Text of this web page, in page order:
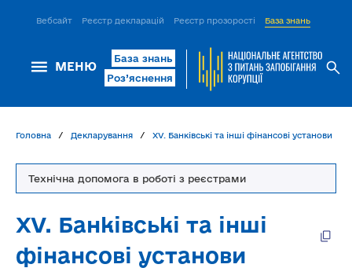
Вебсайт Реєстр декларацій Реєстр прозорості База знань
МЕНЮ
База знань
Роз’яснення
Головна Декларування XV. Банківські та інші фінансові установи
Технічна допомога в роботі з реєстрами
XV. Банківські та інші
фінансові установи